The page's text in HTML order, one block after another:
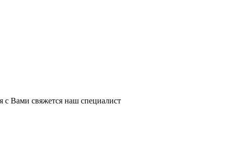
Вами свяжется наш специалист